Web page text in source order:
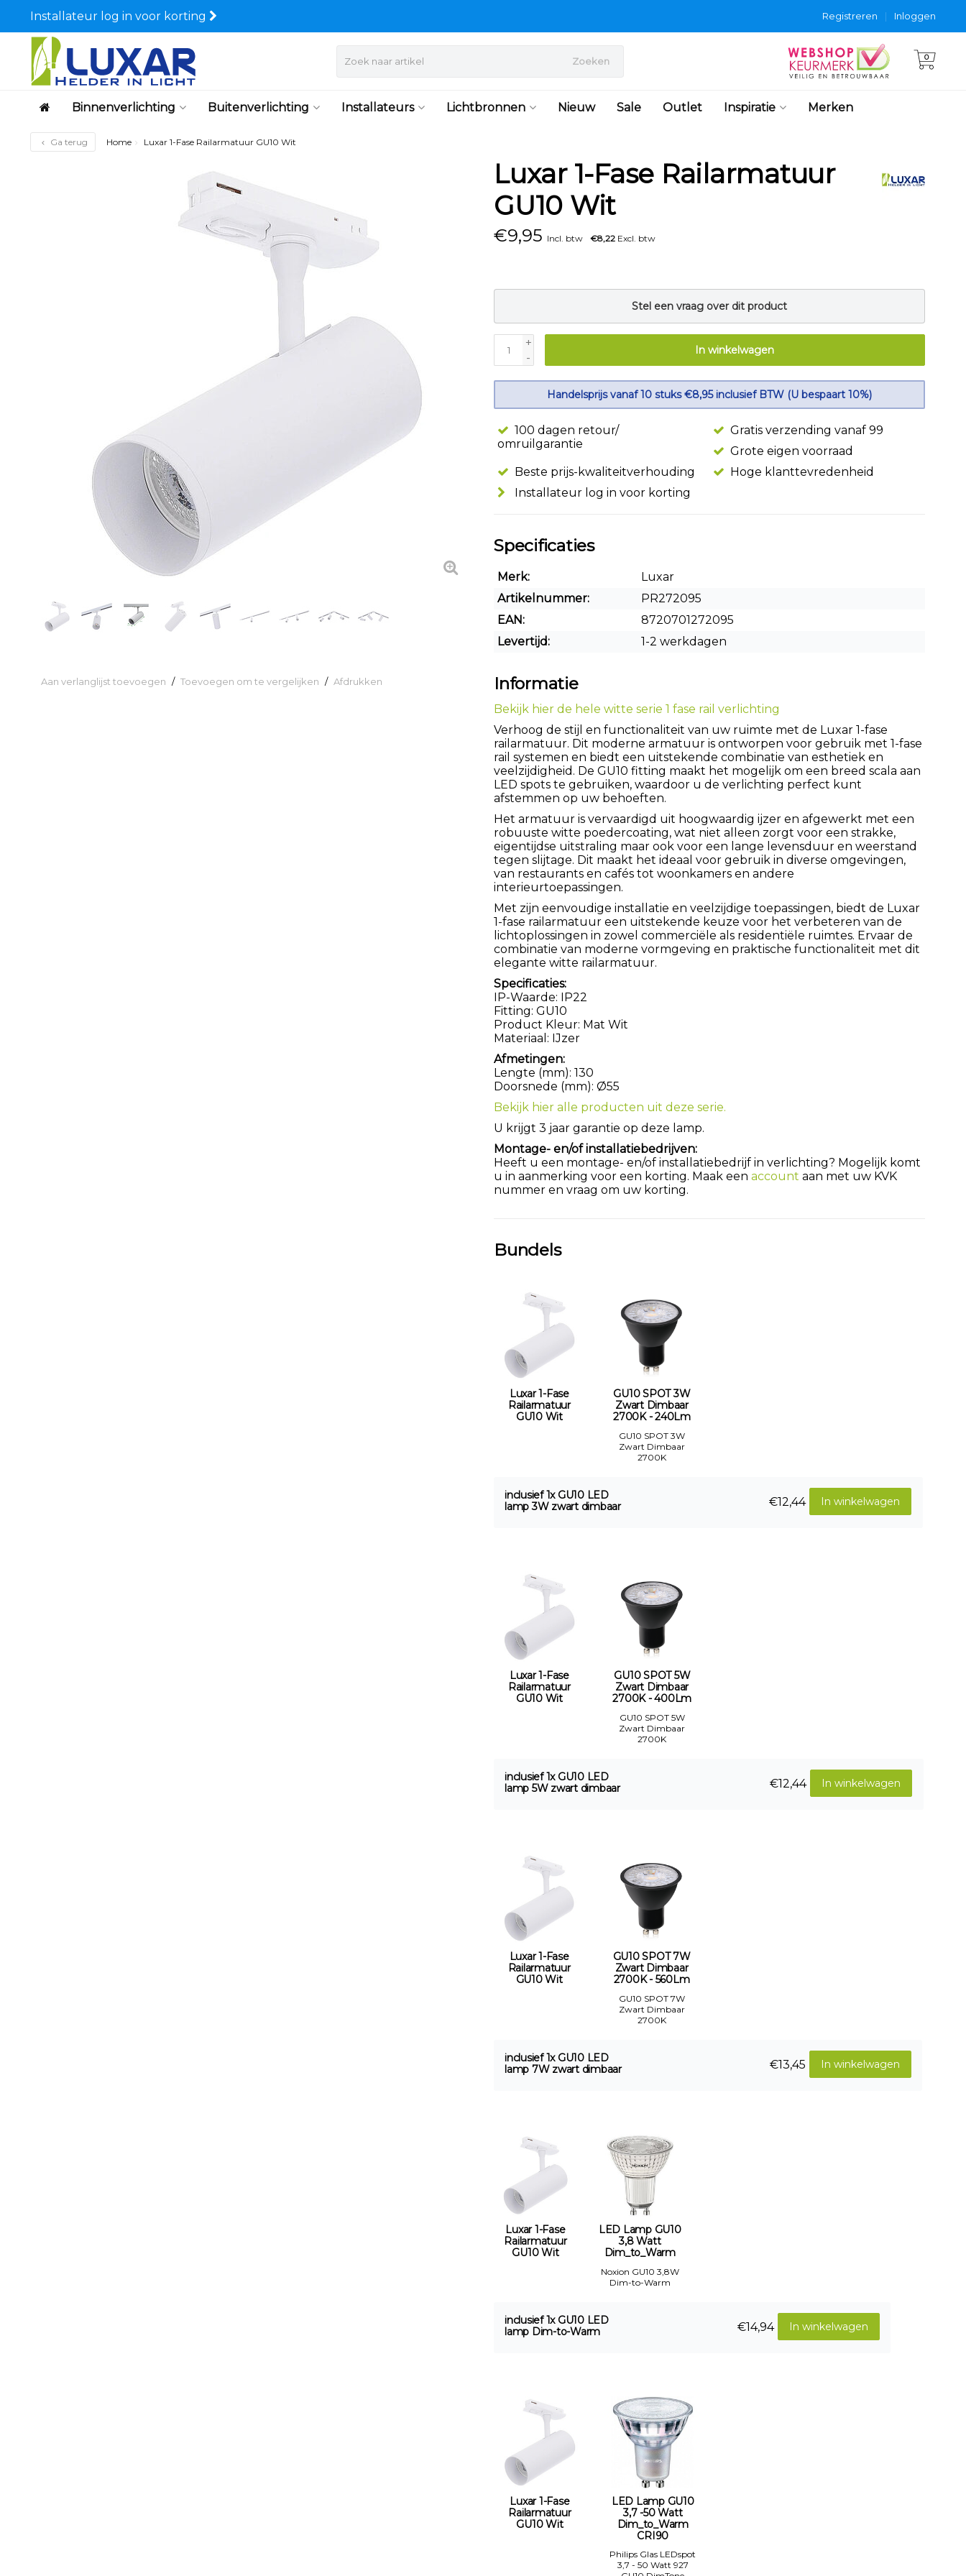
Installateur log in voor korting Inloggen
|
Registreren
Zoeken 0
Binnenverlichting Buitenverlichting Installateurs Lichtbronnen Nieuw Sale Outlet Inspiratie Merken
Ga terug Home Luxar 1-Fase Railarmatuur GU10 Wit
Aan verlanglijst toevoegen / Toevoegen om te vergelijken / Afdrukken
Luxar 1-Fase Railarmatuur
GU10 Wit
€9,95 Incl. btw €8,22 Excl. btw
Stel een vraag over dit product
+
-
In winkelwagen
Handelsprijs vanaf 10 stuks €8,95 inclusief BTW (U bespaart 10%)
100 dagen retour/
omruilgarantie
Gratis verzending vanaf 99
Grote eigen voorraad
Beste prijs-kwaliteitverhouding
Hoge klanttevredenheid
Installateur log in voor korting
Specificaties
Merk:
Luxar
Artikelnummer:
PR272095
EAN:
8720701272095
Levertijd:
1-2 werkdagen
Informatie
Bekijk hier de hele witte serie 1 fase rail verlichting
Verhoog de stijl en functionaliteit van uw ruimte met de Luxar 1-fase
railarmatuur. Dit moderne armatuur is ontworpen voor gebruik met 1-fase
rail systemen en biedt een uitstekende combinatie van esthetiek en
veelzijdigheid. De GU10 fitting maakt het mogelijk om een breed scala aan
LED spots te gebruiken, waardoor u de verlichting perfect kunt
afstemmen op uw behoeften.
Het armatuur is vervaardigd uit hoogwaardig ijzer en afgewerkt met een
robuuste witte poedercoating, wat niet alleen zorgt voor een strakke,
eigentijdse uitstraling maar ook voor een lange levensduur en weerstand
tegen slijtage. Dit maakt het ideaal voor gebruik in diverse omgevingen,
van restaurants en cafés tot woonkamers en andere
interieurtoepassingen.
Met zijn eenvoudige installatie en veelzijdige toepassingen, biedt de Luxar
1-fase railarmatuur een uitstekende keuze voor het verbeteren van de
lichtoplossingen in zowel commerciële als residentiële ruimtes. Ervaar de
combinatie van moderne vormgeving en praktische functionaliteit met dit
elegante witte railarmatuur.
Specificaties:
IP-Waarde: IP22
Fitting: GU10
Product Kleur: Mat Wit
Materiaal: IJzer
Afmetingen:
Lengte (mm): 130
Doorsnede (mm): Ø55
Bekijk hier alle producten uit deze serie.
U krijgt 3 jaar garantie op deze lamp.
Montage- en/of installatiebedrijven:
Heeft u een montage- en/of installatiebedrijf in verlichting? Mogelijk komt
u in aanmerking voor een korting. Maak een account aan met uw KVK
nummer en vraag om uw korting.
Bundels
Luxar 1-Fase
Railarmatuur
GU10 Wit
GU10 SPOT 3W
Zwart Dimbaar
2700K - 240Lm
GU10 SPOT 3W
Zwart Dimbaar
2700K
inclusief 1x GU10 LED
lamp 3W zwart dimbaar
In winkelwagen
€12,44
Luxar 1-Fase
Railarmatuur
GU10 Wit
GU10 SPOT 5W
Zwart Dimbaar
2700K - 400Lm
GU10 SPOT 5W
Zwart Dimbaar
2700K
inclusief 1x GU10 LED
lamp 5W zwart dimbaar
In winkelwagen
€12,44
Luxar 1-Fase
Railarmatuur
GU10 Wit
GU10 SPOT 7W
Zwart Dimbaar
2700K - 560Lm
GU10 SPOT 7W
Zwart Dimbaar
2700K
inclusief 1x GU10 LED
lamp 7W zwart dimbaar
In winkelwagen
€13,45
Luxar 1-Fase
Railarmatuur
GU10 Wit
LED Lamp GU10
3,8 Watt
Dim_to_Warm
Noxion GU10 3,8W
Dim-to-Warm
inclusief 1x GU10 LED
lamp Dim-to-Warm
In winkelwagen
€14,94
Luxar 1-Fase
Railarmatuur
GU10 Wit
LED Lamp GU10
3,7 -50 Watt
Dim_to_Warm
CRI90
Philips Glas LEDspot
3,7 - 50 Watt 927